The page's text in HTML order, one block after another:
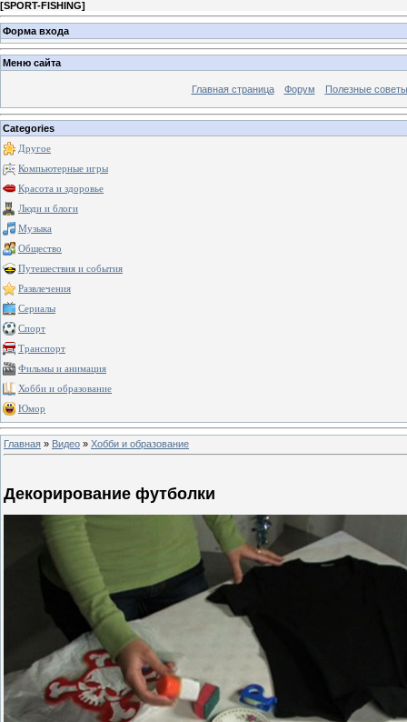
[SPORT-FISHING]
Форма входа
Меню сайта
Главная страница Форум Полезные советы
Categories
Другое
Компьютерные игры
Красота и здоровье
Люди и блоги
Музыка
Общество
Путешествия и события
Развлечения
Сериалы
Спорт
Транспорт
Фильмы и анимация
Хобби и образование
Юмор
Главная » Видео » Хобби и образование
Декорирование футболки